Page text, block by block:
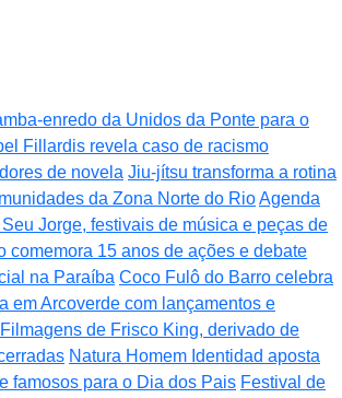
enredo da Unidos da Ponte para o
Fillardis revela caso de racismo
de novela Jiu-jítsu transforma a rotina
da Zona Norte do RioAgenda
Jorge, festivais de música e peças de
comemora 15 anos de ações e debate
na Paraíba Coco Fulô do Barro celebra
em Arcoverde com lançamentos e
Filmagens de Frisco King, derivado de
Natura Homem Identidad aposta
famosos para o Dia dos Pais Festival de